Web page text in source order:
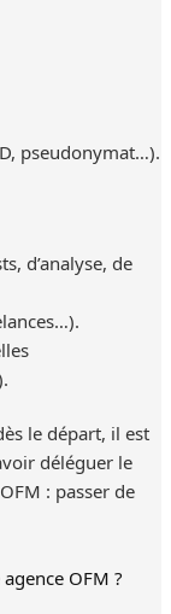
pseudonymat…).
d’analyse, de
le départ, il est
déléguer le
: passer de
OFM ?